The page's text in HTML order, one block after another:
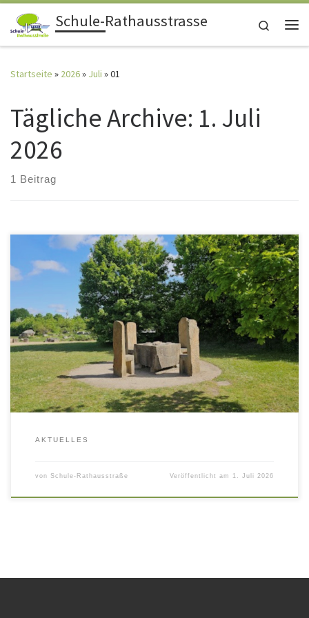
Zum Inhalt springen
Schule-Rathausstrasse
Search
Startseite » 2026» Juli »01
Tägliche Archive: 1. Juli
2026
1 Beitrag
Ausflug der Klasse 3a in den Park der Sinne Die Klasse 3a
unternahm am 23.6.2026 einen schönen Ausflug in den Park der
Sinne. Bei bestem Sommerwetter standen Freude, gemeinsames
Erleben und eine willkommene Abkühlung im Mittelpunkt. Die
Kinder erkundeten den Park mit großer Begeisterung und hatten
viel Spaß an den […]
AKTUELLES
von Schule-Rathausstraße Veröffentlicht am 1. Juli 2026